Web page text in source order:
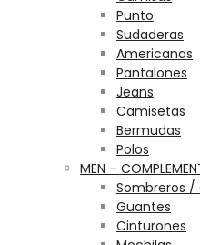
Punto
Sudaderas
Americanas
Pantalones
Jeans
Camisetas
Bermudas
Polos
MEN –
Sombreros /
Guantes
Cinturones